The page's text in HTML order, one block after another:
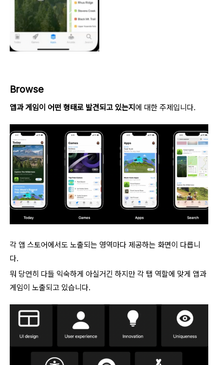
Browse
앱과 게임이 어떤 형태로 발견되고 있는지 에 대한 주제입니다.
각 앱 스토어에서도 노출되는 영역마다 제공하는 화면이 다릅니
다.
뭐 당연히 다들 익숙하게 아실거긴 하지만 각 탭 역할에 맞게 앱과
게임이 노출되고 있습니다.